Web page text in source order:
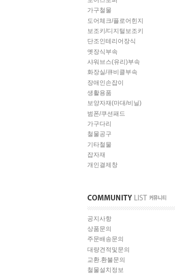
가구철물
도어체크/플로어힌지
보조키/디지털보조키
단조인테리어장식
옛장식부속
샤워브스(유리)부속
화장실/큐비클부속
장애인손잡이
생활용품
보양자재(마대/비닐)
범폰/쿠션패드
가구다리
철물공구
기타철물
잡자재
개인결제창
공지사항
상품문의
주문배송문의
대량견적및문의
교환.환불문의
철물설치정보